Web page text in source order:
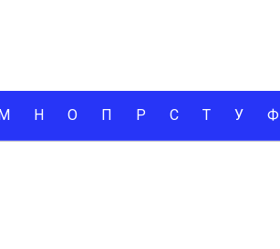
Н О П Р С Т У Ф